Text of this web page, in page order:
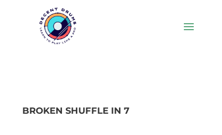
BROKEN SHUFFLE IN 7